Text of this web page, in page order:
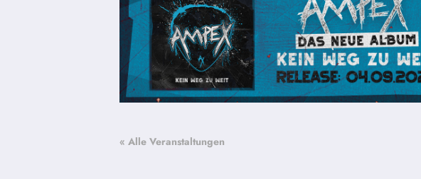
« Alle Veranstaltungen